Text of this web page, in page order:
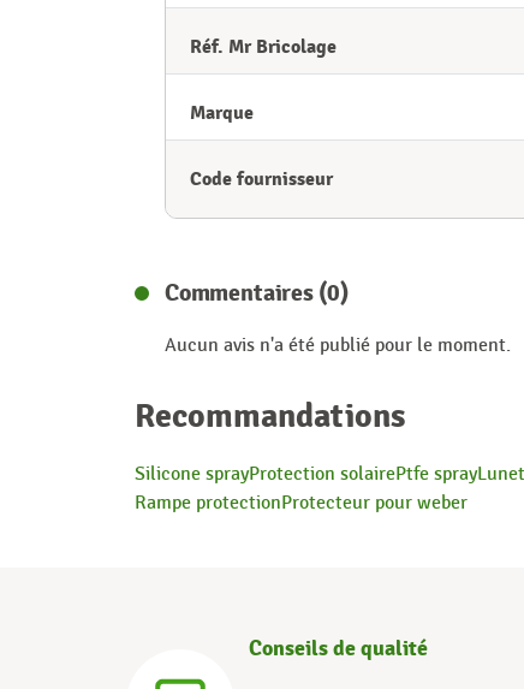
Réf. Mr Bricolage
Marque
Code fournisseur
Commentaires (0)
Aucun avis n'a été publié pour le moment.
Recommandations
Silicone sprayProtection solairePtfe spray
Rampe protectionProtecteur pour weber
Conseils de qualité